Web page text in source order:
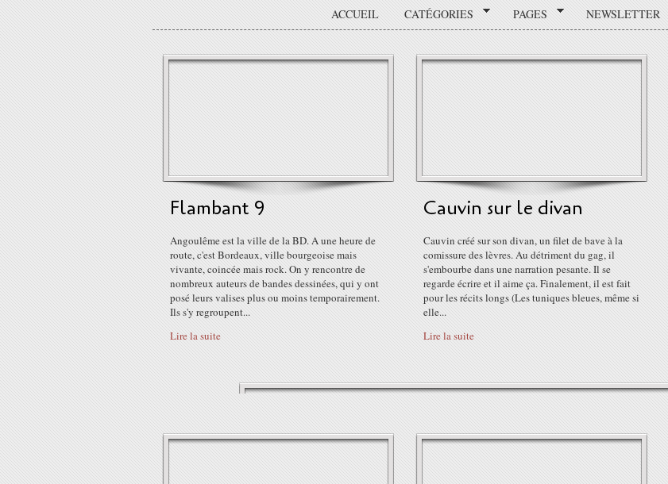
ACCUEIL CATÉGORIES PAGES NEWSLETTER
Flambant 9
Angoulême est la ville de la BD. A une heure de
route, c'est Bordeaux, ville bourgeoise mais
vivante, coincée mais rock. On y rencontre de
nombreux auteurs de bandes dessinées, qui y ont
posé leurs valises plus ou moins temporairement.
Ils s'y regroupent...
Lire la suite
Cauvin sur le divan
Cauvin créé sur son divan, un filet de bave à la
comissure des lèvres. Au détriment du gag, il
s'embourbe dans une narration pesante. Il se
regarde écrire et il aime ça. Finalement, il est fait
pour les récits longs (Les tuniques bleues, même si
elle...
Lire la suite